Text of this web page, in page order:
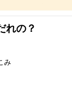
れの？
み